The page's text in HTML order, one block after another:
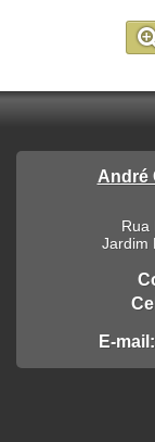
André
Rua
Jardim
E-mail: